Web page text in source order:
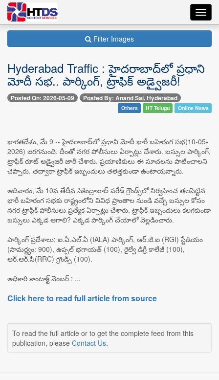
Filter Images
Hyderabad Traffic : హైదరాబాద్‌లో ప్రధాని
మోదీ సభ.. పార్కింగ్, ట్రాఫిక్ అడ్వైజరీ!
Posted On: 2026-05-09 Posted By: Anand Sai, Hyderabad
Others HT Telugu Online News
భారతదేశం, మే 9 -- హైదరాబాద్‌లో ప్రధాని మోదీ భారీ బహిరంగ సభ(10-05-
2026) జరగనుంది. దీంతో నగర పోలీసులు ఏర్పాట్లు చేశారు. బస్సుల పార్కింగ్,
ట్రాఫిక్ రూట్ అడ్వైజరీ జారీ చేశారు. ప్రయాణికులు ఈ సూచలను పాటించాలని
చెప్పారు. తద్వారా ట్రాఫిక్ ఇబ్బందులు తలెత్తకుండా ఉంటాయన్నారు.
ఆదివారం, మే 10వ తేదీన సికింద్రాబాద్ పరేడ్ గ్రౌండ్స్‌లో నిర్వహించ తలపెట్టిన
భారీ బహిరంగ సభకు రాష్ట్రంలోని వివిధ ప్రాంతాల నుండి వచ్చే బస్సుల కోసం
నగర ట్రాఫిక్ పోలీసులు ప్రత్యేక ఏర్పాట్లు చేశారు. ట్రాఫిక్ ఇబ్బందులు కలగకుండా
బస్సులు ఎక్కడ ఆగాలి? ఎక్కడ పార్కింగ్ చేయాలో వెల్లడించారు.
పార్కింగ్ ప్రదేశాలు: ఐ.ఏ.ఎల్.ఏ (IALA) పార్కింగ్, ఆర్.జీ.ఐ (RGI) స్టేడియం
(సామర్థ్యం: 900), ఉప్పల్ భగాయత్ (100), రైల్వే డిగ్రీ కాలేజీ (100),
ఆర్.ఆర్.సి(RRC) గ్రౌండ్స్ (100).
అధికారి కాంటాక్ట్ నెంబర్ : ...
Click here to read full article from source
To read the full article or to get the complete feed from this
publication, please Contact Us.